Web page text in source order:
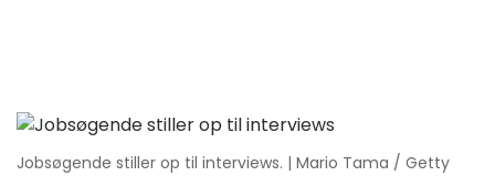
Jobsøgende stiller op til interviews. | Mario Tama / Getty